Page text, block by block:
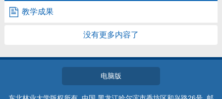
学生信息
教师博客
教学成果
没有更多内容了
电脑版